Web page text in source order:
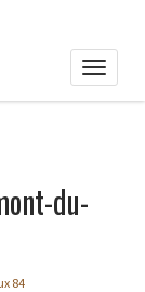
Toggle
du-
84